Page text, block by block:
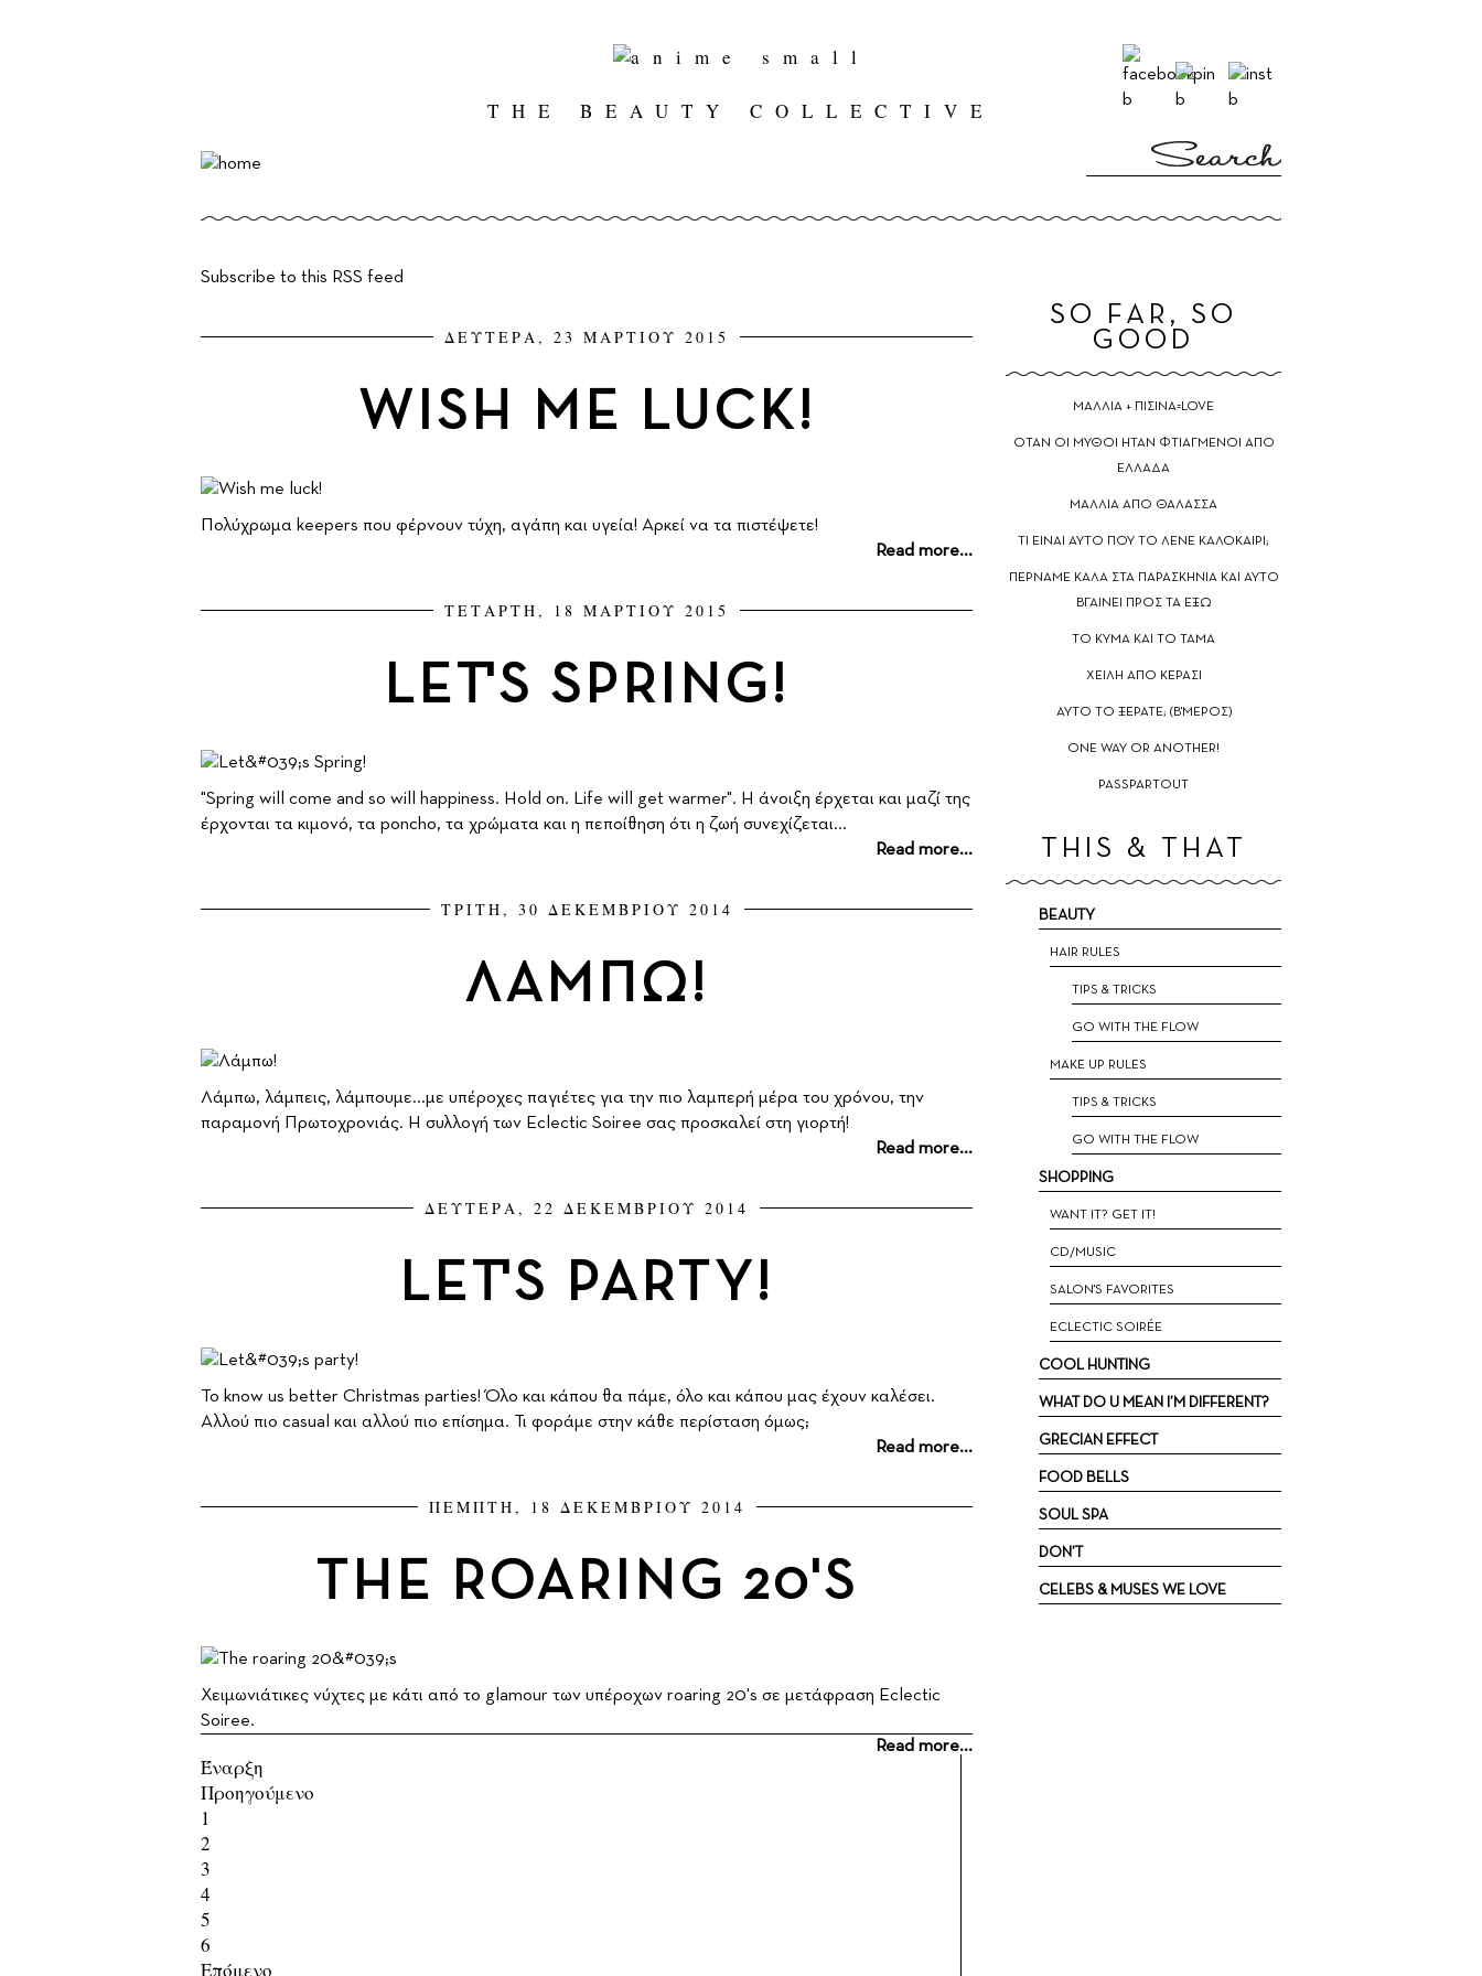
THE BEAUTY COLLECTIVE
Subscribe to this RSS feed
ΔΕΥΤΕΡΑ, 23 ΜΑΡΤΙΟΥ 2015
WISH ME LUCK!
Πολύχρωμα keepers που φέρνουν τύχη, αγάπη και υγεία! Αρκεί να τα πιστέψετε!
Read more...
ΤΕΤΑΡΤΗ, 18 ΜΑΡΤΙΟΥ 2015
LET'S SPRING!
"Spring will come and so will happiness. Hold on. Life will get warmer". H άνοιξη έρχεται και μαζί της
έρχονται τα κιμονό, τα poncho, τα χρώματα και η πεποίθηση ότι η ζωή συνεχίζεται...
Read more...
ΤΡΙΤΗ, 30 ΔΕΚΕΜΒΡΙΟΥ 2014
ΛΑΜΠΩ!
Λάμπω, λάμπεις, λάμπουμε...με υπέροχες παγιέτες για την πιο λαμπερή μέρα του χρόνου, την
παραμονή Πρωτοχρονιάς. Η συλλογή των Eclectic Soiree σας προσκαλεί στη γιορτή!
Read more...
ΔΕΥΤΕΡΑ, 22 ΔΕΚΕΜΒΡΙΟΥ 2014
LET'S PARTY!
To know us better Christmas parties! Όλο και κάπου θα πάμε, όλο και κάπου μας έχουν καλέσει.
Αλλού πιο casual και αλλού πιο επίσημα. Τι φοράμε στην κάθε περίσταση όμως;
Read more...
ΠΕΜΠΤΗ, 18 ΔΕΚΕΜΒΡΙΟΥ 2014
THE ROARING 20'S
Χειμωνιάτικες νύχτες με κάτι από το glamour των υπέροχων roaring 20's σε μετάφραση Eclectic
Soiree.
Read more...
Έναρξη
Προηγούμενο
1
2
3
4
5
6
Επόμενο
SO FAR, SO
GOOD
ΜΑΛΛΙΑ + ΠΙΣΙΝΑ=LOVE
ΟΤΑΝ ΟΙ ΜΥΘΟΙ ΗΤΑΝ ΦΤΙΑΓΜΕΝΟΙ ΑΠΟ
ΕΛΛΑΔΑ
ΜΑΛΛΙΑ ΑΠΟ ΘΑΛΑΣΣΑ
TΙ ΕΙΝΑΙ ΑΥΤΟ ΠΟΥ ΤΟ ΛΕΝΕ ΚΑΛΟΚΑΙΡΙ;
ΠΕΡΝΑΜΕ ΚΑΛΑ ΣΤΑ ΠΑΡΑΣΚΗΝΙΑ ΚΑΙ ΑΥΤΟ
ΒΓΑΙΝΕΙ ΠΡΟΣ ΤΑ ΕΞΩ
TO ΚΥΜΑ ΚΑΙ ΤΟ ΤΑΜΑ
ΧΕΙΛΗ ΑΠΟ ΚΕΡΑΣΙ
ΑΥΤΟ ΤΟ ΞΕΡΑΤΕ; (Β'ΜΕΡΟΣ)
ΟNE WAY OR ANOTHER!
PASSPARTOUT
THIS & THAT
BEAUTY
HAIR RULES
ΤIPS & TRICKS
GO WITH THE FLOW
MAKE UP RULES
TIPS & TRICKS
GO WITH THE FLOW
SHOPPING
WANT IT? GET IT!
CD/MUSIC
SALON'S FAVORITES
ECLECTIC SOIRÉE
COOL HUNTING
WHAT DO U MEAN I’M DIFFERENT?
GRECIAN EFFECT
FOOD BELLS
SOUL SPA
DON’T
CELEBS & MUSES WE LOVE